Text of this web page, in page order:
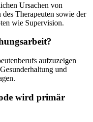
Ursachen von
Therapeuten sowie der
wie Supervision.
aufzuzeigen
und
wird primär